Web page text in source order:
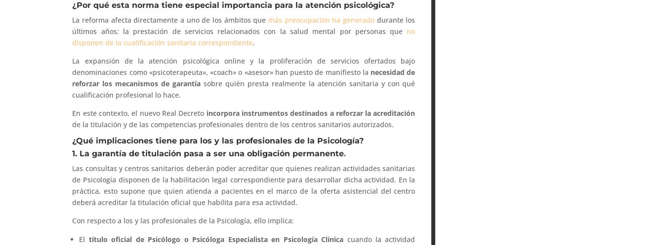
¿Por qué esta norma tiene especial importancia para la atención psicológica?
La reforma afecta directamente a uno de los ámbitos que más preocupación ha generado durante los
últimos años: la prestación de servicios relacionados con la salud mental por personas que no
disponen de la cualificación sanitaria correspondiente.
La expansión de la atención psicológica online y la proliferación de servicios ofertados bajo
denominaciones como «psicoterapeuta», «coach» o «asesor» han puesto de manifiesto la necesidad de
reforzar los mecanismos de garantíasobre quién presta realmente la atención sanitaria y con qué
cualificación profesional lo hace.
En este contexto, el nuevo Real Decreto incorpora instrumentos destinados a reforzar la acreditación
de la titulación y de las competencias profesionales dentro de los centros sanitarios autorizados.
¿Qué implicaciones tiene para los y las profesionales de la Psicología?
1. La garantía de titulación pasa a ser una obligación permanente.
Las consultas y centros sanitarios deberán poder acreditar que quienes realizan actividades sanitarias
de Psicología disponen de la habilitación legal correspondiente para desarrollar dicha actividad. En la
práctica, esto supone que quien atienda a pacientes en el marco de la oferta asistencial del centro
deberá acreditar la titulación oficial que habilita para esa actividad.
Con respecto a los y las profesionales de la Psicología, ello implica:
El título oficial de Psicólogo o Psicóloga Especialista en Psicología Clínica cuando la actividad